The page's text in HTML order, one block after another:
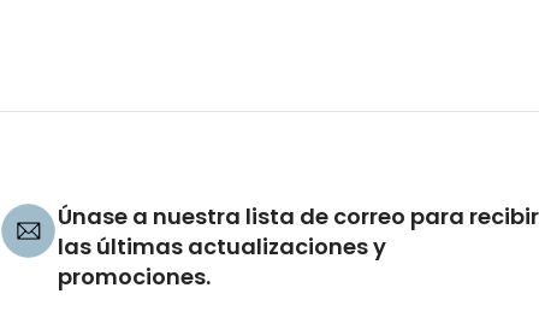
Únase a nuestra lista de correo para recibir
las últimas actualizaciones y
promociones.